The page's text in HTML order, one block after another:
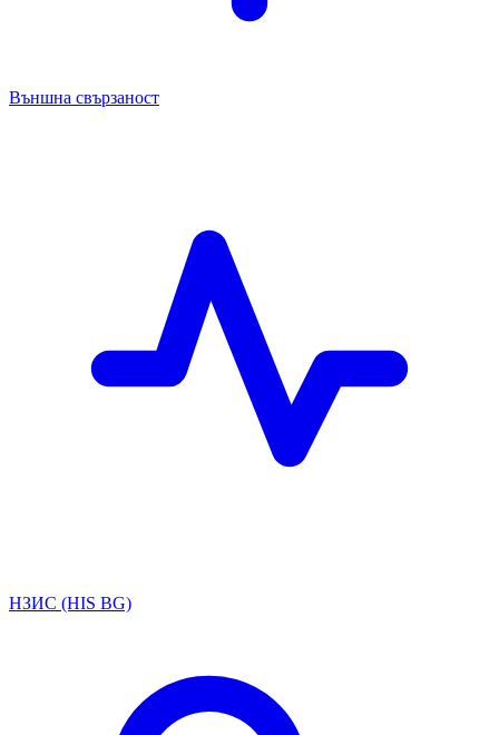
Външна свързаност
НЗИС (HIS BG)